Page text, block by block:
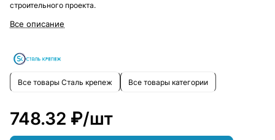
строительного проекта.
Все описание
Все товары Сталь крепеж Все товары категории
748.32 ₽/шт